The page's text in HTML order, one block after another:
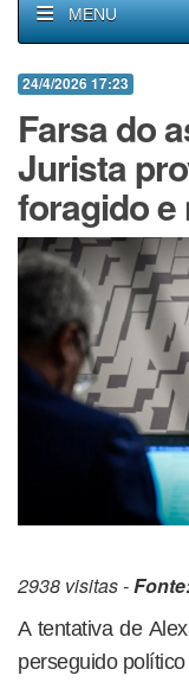
MENU
24/4/2026 17:23
Farsa do
Jurista
foragido e
2938 visitas -
A tentativa de
perseguido